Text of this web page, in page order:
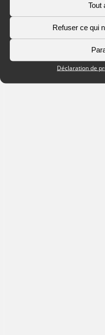
Tout
Refuser ce qui
Déclaration de